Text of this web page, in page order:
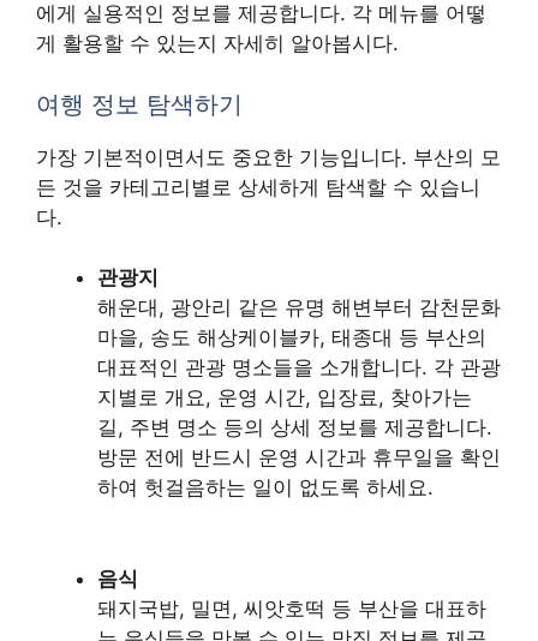
에게 실용적인 정보를 제공합니다. 각 메뉴를 어떻
게 활용할 수 있는지 자세히 알아봅시다.
여행 정보 탐색하기
가장 기본적이면서도 중요한 기능입니다. 부산의 모
든 것을 카테고리별로 상세하게 탐색할 수 있습니
다.
관광지
해운대, 광안리 같은 유명 해변부터 감천문화
마을, 송도 해상케이블카, 태종대 등 부산의
대표적인 관광 명소들을 소개합니다. 각 관광
지별로 개요, 운영 시간, 입장료, 찾아가는
길, 주변 명소 등의 상세 정보를 제공합니다.
방문 전에 반드시 운영 시간과 휴무일을 확인
하여 헛걸음하는 일이 없도록 하세요.
음식
돼지국밥, 밀면, 씨앗호떡 등 부산을 대표하